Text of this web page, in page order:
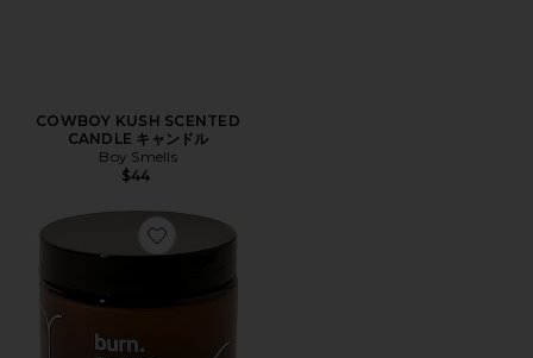
COWBOY KUSH SCENTED
CANDLE キャンドル
Boy Smells
$44
Favorite BURN マッサージキャンドル